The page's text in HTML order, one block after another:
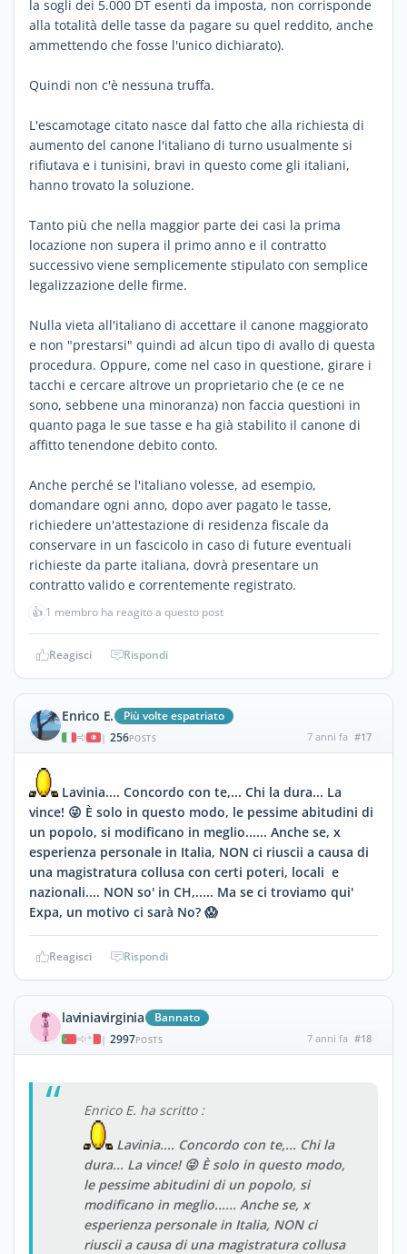
la sogli dei 5.000 DT esenti da imposta, non corrisponde
alla totalità delle tasse da pagare su quel reddito, anche
ammettendo che fosse l'unico dichiarato).
Quindi non c'è nessuna truffa.
L'escamotage citato nasce dal fatto che alla richiesta di
aumento del canone l'italiano di turno usualmente si
rifiutava e i tunisini, bravi in questo come gli italiani,
hanno trovato la soluzione.
Tanto più che nella maggior parte dei casi la prima
locazione non supera il primo anno e il contratto
successivo viene semplicemente stipulato con semplice
legalizzazione delle firme.
Nulla vieta all'italiano di accettare il canone maggiorato
e non "prestarsi" quindi ad alcun tipo di avallo di questa
procedura. Oppure, come nel caso in questione, girare i
tacchi e cercare altrove un proprietario che (e ce ne
sono, sebbene una minoranza) non faccia questioni in
quanto paga le sue tasse e ha già stabilito il canone di
affitto tenendone debito conto.
Anche perché se l'italiano volesse, ad esempio,
domandare ogni anno, dopo aver pagato le tasse,
richiedere un'attestazione di residenza fiscale da
conservare in un fascicolo in caso di future eventuali
richieste da parte italiana, dovrà presentare un
contratto valido e correntemente registrato.
👍 1 membro ha reagito a questo post
Reagisci Rispondi
Enrico E. Più volte espatriato
| 256POSTS 7 anni fa #17
Lavinia.... Concordo con te,... Chi la dura... La
vince! 😜 È solo in questo modo, le pessime abitudini di
un popolo, si modificano in meglio...... Anche se, x
esperienza personale in Italia, NON ci riuscii a causa di
una magistratura collusa con certi poteri, locali e
nazionali.... NON so' in CH,..... Ma se ci troviamo qui'
Expa, un motivo ci sarà No? 😱
Reagisci Rispondi
laviniavirginia Bannato
| 2997POSTS 7 anni fa #18
Enrico E. ha scritto :
Lavinia.... Concordo con te,... Chi la
dura... La vince! 😜 È solo in questo modo,
le pessime abitudini di un popolo, si
modificano in meglio...... Anche se, x
esperienza personale in Italia, NON ci
riuscii a causa di una magistratura collusa